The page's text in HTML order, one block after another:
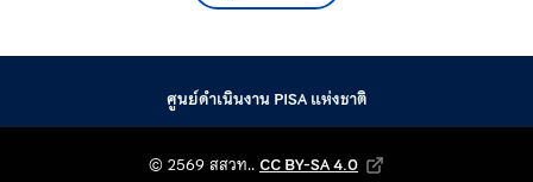
ศูนย์ดำเนินงาน PISA แห่งชาติ
© 2569 สสวท.. CC BY-SA 4.0
Creative Commons Attribution-